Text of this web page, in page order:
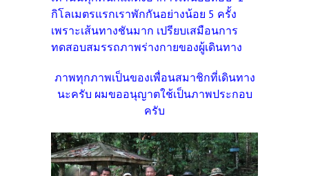
กิโลเมตรแรกเราพักกันอย่างน้อย 5 ครั้ง
เพราะเส้นทางชันมาก เปรียบเสมือนการ
ทดสอบสมรรถภาพร่างกายของผู้เดินทาง
ภาพทุกภาพเป็นของเพื่อนสมาชิกที่เดินทาง
นะครับ ผมขออนุญาตใช้เป็นภาพประกอบ
ครับ